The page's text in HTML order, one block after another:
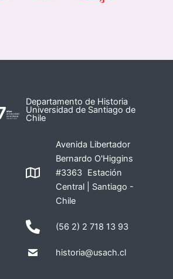
Departamento de Historia
Universidad de Santiago de
Chile
Avenida Libertador
Bernardo O'Higgins
#3363 Estación
Central | Santiago -
Chile
(56 2) 2 718 13 93
historia@usach.cl